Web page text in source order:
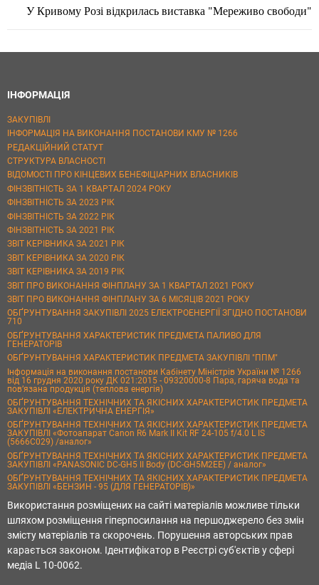
У Кривому Розі відкрилась виставка "Мереживо свободи"
ІНФОРМАЦІЯ
ЗАКУПІВЛІ
ІНФОРМАЦІЯ НА ВИКОНАННЯ ПОСТАНОВИ КМУ № 1266
РЕДАКЦІЙНИЙ СТАТУТ
СТРУКТУРА ВЛАСНОСТІ
ВІДОМОСТІ ПРО КІНЦЕВИХ БЕНЕФІЦІАРНИХ ВЛАСНИКІВ
ФІНЗВІТНІСТЬ ЗА 1 КВАРТАЛ 2024 РОКУ
ФІНЗВІТНІСТЬ ЗА 2023 РІК
ФІНЗВІТНІСТЬ ЗА 2022 РІК
ФІНЗВІТНІСТЬ ЗА 2021 РІК
ЗВІТ КЕРІВНИКА ЗА 2021 РІК
ЗВІТ КЕРІВНИКА ЗА 2020 РІК
ЗВІТ КЕРІВНИКА ЗА 2019 РІК
ЗВІТ ПРО ВИКОНАННЯ ФІНПЛАНУ ЗА 1 КВАРТАЛ 2021 РОКУ
ЗВІТ ПРО ВИКОНАННЯ ФІНПЛАНУ ЗА 6 МІСЯЦІВ 2021 РОКУ
ОБҐРУНТУВАННЯ ЗАКУПІВЛІ 2025 ЕЛЕКТРОЕНЕРГІЇ ЗГІДНО ПОСТАНОВИ
710
ОБҐРУНТУВАННЯ ХАРАКТЕРИСТИК ПРЕДМЕТА ПАЛИВО ДЛЯ
ГЕНЕРАТОРІВ
ОБҐРУНТУВАННЯ ХАРАКТЕРИСТИК ПРЕДМЕТА ЗАКУПІВЛІ "ППМ"
Інформація на виконання постанови Кабінету Міністрів України № 1266
від 16 грудня 2020 року ДК 021:2015 - 09320000-8 Пара, гаряча вода та
пов’язана продукція (теплова енергія)
ОБҐРУНТУВАННЯ ТЕХНІЧНИХ ТА ЯКІСНИХ ХАРАКТЕРИСТИК ПРЕДМЕТА
ЗАКУПІВЛІ «ЕЛЕКТРИЧНА ЕНЕРГІЯ»
ОБҐРУНТУВАННЯ ТЕХНІЧНИХ ТА ЯКІСНИХ ХАРАКТЕРИСТИК ПРЕДМЕТА
ЗАКУПІВЛІ «Фотоапарат Canon R6 Mark II Kit RF 24-105 f/4.0 L IS
(5666C029) /аналог»
ОБҐРУНТУВАННЯ ТЕХНІЧНИХ ТА ЯКІСНИХ ХАРАКТЕРИСТИК ПРЕДМЕТА
ЗАКУПІВЛІ «PANASONIC DC-GH5 II Body (DC-GH5M2EE) / аналог»
ОБҐРУНТУВАННЯ ТЕХНІЧНИХ ТА ЯКІСНИХ ХАРАКТЕРИСТИК ПРЕДМЕТА
ЗАКУПІВЛІ «БЕНЗИН - 95 (ДЛЯ ГЕНЕРАТОРІВ)»
Використання розміщених на сайті матеріалів можливе тільки
шляхом розміщення гіперпосилання на першоджерело без змін
змісту матеріалів та скорочень. Порушення авторських прав
карається законом. Ідентифікатор в Реєстрі суб'єктів у сфері
медіа L 10-0062.